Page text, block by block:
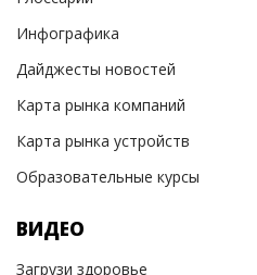
Инфографика
Дайджесты новостей
Карта рынка компаний
Карта рынка устройств
Образовательные курсы
ВИДЕО
Загрузи здоровье